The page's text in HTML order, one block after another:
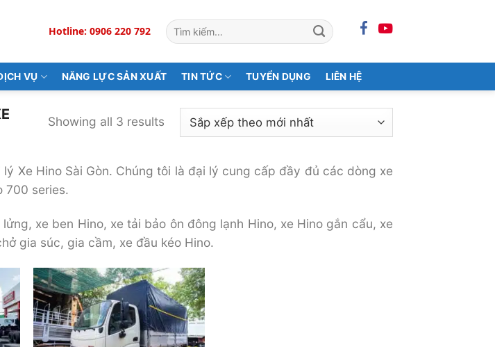
Hotline: 0906 220 792
Tìm
kiếm:
VỤ NĂNG LỰC SẢN XUẤT TIN TỨC TUYỂN DỤNG LIÊN HỆ
Showing all 3 results
Xe Hino Sài Gòn. Chúng tôi là đại lý cung cấp đầy đủ các dòng xe
700 series.
xe ben Hino, xe tải bảo ôn đông lạnh Hino, xe Hino gắn cẩu, xe
gia súc, gia cầm, xe đầu kéo Hino.